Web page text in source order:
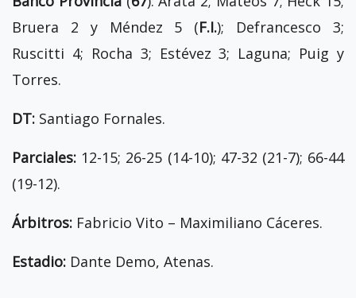
Bruera 2 y Méndez 5 (F.I.); Defrancesco 3;
Ruscitti 4; Rocha 3; Estévez 3; Laguna; Puig y
Torres.
DT: Santiago Fornales.
Parciales: 12-15; 26-25 (14-10); 47-32 (21-7); 66-44
(19-12).
Árbitros: Fabricio Vito – Maximiliano Cáceres.
Estadio: Dante Demo, Atenas.